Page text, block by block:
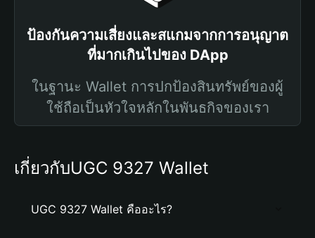
ป้องกันความเสี่ยงและสแกมจากการอนุญาต
ที่มากเกินไปของ DApp
ในฐานะ Wallet การปกป้องสินทรัพย์ของผู้
ใช้ถือเป็นหัวใจหลักในพันธกิจของเรา
เกี่ยวกับUGC 9327 Wallet
UGC 9327 Wallet คืออะไร?